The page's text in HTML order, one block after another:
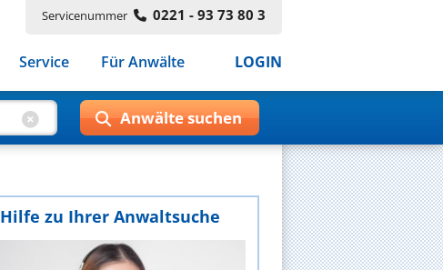
Servicenummer 0221 - 93 73 80 3
Service Für Anwälte LOGIN
Hilfe zu Ihrer Anwaltsuche